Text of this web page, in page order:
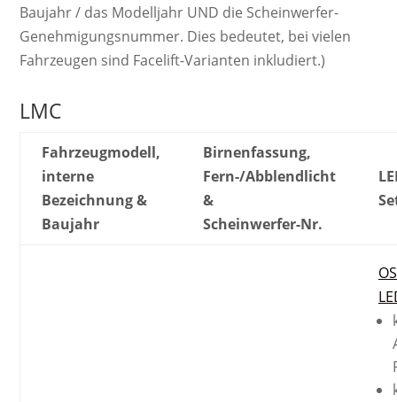
Baujahr / das Modelljahr UND die Scheinwerfer-
Genehmigungsnummer. Dies bedeutet, bei vielen
Fahrzeugen sind Facelift-Varianten inkludiert.)
LMC
Fahrzeugmodell,
interne
Bezeichnung &
Baujahr
Birnenfassung,
Fern-/Abblendlicht
&
Scheinwerfer-Nr.